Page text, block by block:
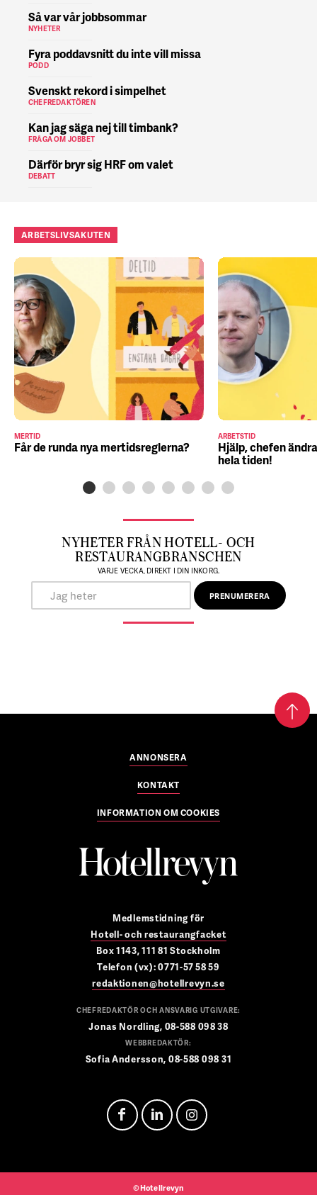
Så var vår jobbsommar
NYHETER
Fyra poddavsnitt du inte vill missa
PODD
Svenskt rekord i simpelhet
CHEFREDAKTÖREN
Kan jag säga nej till timbank?
FRÅGA OM JOBBET
Därför bryr sig HRF om valet
DEBATT
ARBETSLIVSAKUTEN
MERTID
Får de runda nya mertidsreglerna?
ARBETSTID
Hjälp, chefen
hela tiden!
NYHETER FRÅN HOTELL- OCH
RESTAURANGBRANSCHEN
VARJE VECKA, DIREKT I DIN INKORG.
ANNONSERA
KONTAKT
INFORMATION OM COOKIES
Medlemstidning för
Hotell- och restaurangfacket
Box 1143, 111 81 Stockholm
Telefon (vx): 0771-57 58 59
redaktionen@hotellrevyn.se
CHEFREDAKTÖR OCH ANSVARIG UTGIVARE:
Jonas Nordling, 08-588 098 38
WEBBREDAKTÖR:
Sofia Andersson, 08-588 098 31
©Hotellrevyn